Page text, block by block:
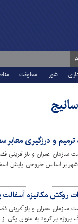
شورا معاونت
ترمیم و درزگیری
سازمان عمران و بازآفرینی
بر اساس خروجی پایش
روکش مکانیزه آسفالت
سازمان عمران و بازآفرینی
پروژه پارکرود به عنوان